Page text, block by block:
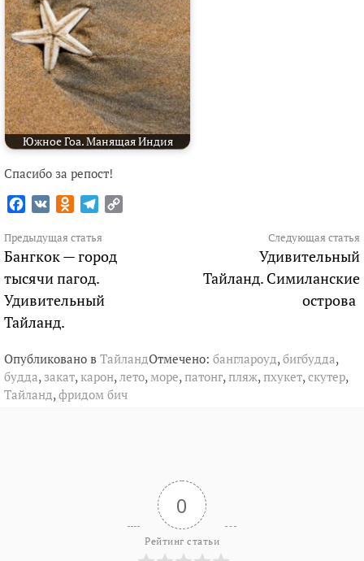
Южное Гоа. Манящая Индия
Спасибо за репост!
Facebook
VK Odnoklassniki
Telegram
Продолжить
чтение
Предыдущая статья
Бангкок — город
тысячи пагод.
Удивительный
Тайланд.
Следующая статья
Удивительный
Тайланд. Симиланские
острова
Опубликовано в ТайландОтмечено: банглароуд,бигбудда,
будда, закат, карон,лето,море, патонг, пляж, пхукет,скутер,
Тайланд,фридом бич
0
Рейтинг статьи